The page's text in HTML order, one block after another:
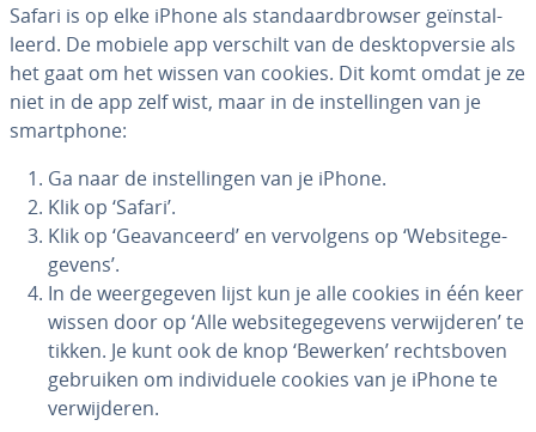
Safari is op elke iPhone als stan­daard­brow­ser ge­ïn­stal­
leerd. De mobiele app verschilt van de desktop­ver­sie als
het gaat om het wissen van cookies. Dit komt omdat je ze
niet in de app zelf wist, maar in de in­stel­lin­gen van je
smartpho­ne:
Ga naar de in­stel­lin­gen van je iPhone.
Klik op ‘Safari’.
Klik op ‘Ge­a­van­ceerd’ en ver­vol­gens op ‘Web­si­te­ge­
ge­vens’.
In de weer­ge­ge­ven lijst kun je alle cookies in één keer
wissen door op ‘Alle web­si­te­ge­ge­vens ver­wij­de­ren’ te
tikken. Je kunt ook de knop ‘Bewerken’ rechts­bo­ven
gebruiken om in­di­vi­du­e­le cookies van je iPhone te
ver­wij­de­ren.